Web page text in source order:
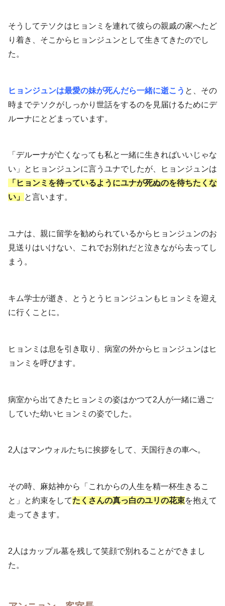
そうしてテソクはヒョンミを連れて彼らの親戚の家へたど
り着き、そこからヒョンジュンとして生きてきたのでし
た。
ヒョンジュンは最愛の妹が死んだら一緒に逝こう と、その
時までテソクがしっかり世話をするのを見届けるためにデ
ルーナにとどまっています。
「デルーナが亡くなっても私と一緒に生きればいいじゃな
い」とヒョンジュンに言うユナでしたが、ヒョンジュンは
「ヒョンミを待っているようにユナが死ぬのを待ちたくな
い」 と言います。
ユナは、親に留学を勧められているからヒョンジュンのお
見送りはいけない、これでお別れだと泣きながら去ってし
まう。
キム学士が逝き、とうとうヒョンジュンもヒョンミを迎え
に行くことに。
ヒョンミは息を引き取り、病室の外からヒョンジュンはヒ
ョンミを呼びます。
病室から出てきたヒョンミの姿はかつて2人が一緒に過ご
していた幼いヒョンミの姿でした。
2人はマンウォルたちに挨拶をして、天国行きの車へ。
その時、麻姑神から「これからの人生を精一杯生きるこ
と」と約束をしてたくさんの真っ白のユリの花束を抱えて
走ってきます。
2人はカップル墓を残して笑顔で別れることができまし
た。